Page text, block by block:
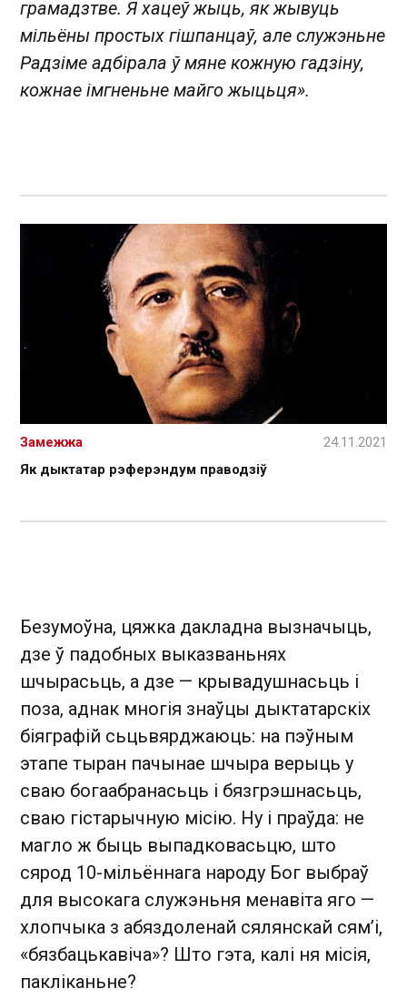
грамадзтве. Я хацеў жыць, як жывуць
мільёны простых гішпанцаў, але служэньне
Радзіме адбірала ў мяне кожную гадзіну,
кожнае імгненьне майго жыцьця».
Як дыктатар рэферэндум праводзіў
Замежжа 24.11.2021
Безумоўна, цяжка дакладна вызначыць,
дзе ў падобных выказваньнях
шчырасьць, а дзе — крывадушнасьць і
поза, аднак многія знаўцы дыктатарскіх
біяграфій сьцьвярджаюць: на пэўным
этапе тыран пачынае шчыра верыць у
сваю богаабранасьць і бязгрэшнасьць,
сваю гістарычную місію. Ну і праўда: не
магло ж быць выпадковасьцю, што
сярод 10-мільённага народу Бог выбраў
для высокага служэньня менавіта яго —
хлопчыка з абяздоленай сялянскай сям’і,
«бязбацькавіча»? Што гэта, калі ня місія,
пакліканьне?